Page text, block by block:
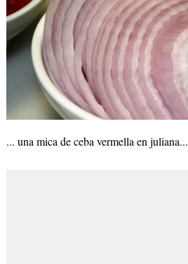
... una mica de ceba vermella en juliana...